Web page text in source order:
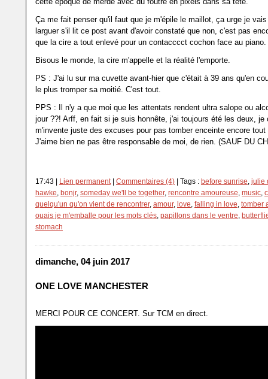
Ça me fait penser qu'il faut que je m'épile le maillot, ça urge je
larguer s'il lit ce post avant d'avoir constaté que non, c'est pas
que la cire a tout enlevé pour un contacccct cochon face au piano.
Bisous le monde, la cire m'appelle et la réalité l'emporte.
PS : J'ai lu sur ma cuvette avant-hier que c'était à 39 ans qu'en
le plus tromper sa moitié. C'est tout.
PPS : Il n'y a que moi que les attentats rendent ultra salope ou
jour ??! Arff, en fait si je suis honnête, j'ai toujours été les deux, je
m'invente juste des excuses pour pas tomber enceinte encore
J'aime bien ne pas être responsable de moi, de rien. (SAUF DU
17:43 | Lien permanent| Commentaires (4) | Tags : before sunrise, julie
hawke, bonjr, someday we'll be together, rencontre amoureuse, music,
quelqu'un qu'on vient de rencontrer, amour, love, falling in love, tomber
ouais je m'emballe pour les mots clés, papillons dans le ventre,
stomach
dimanche, 04 juin 2017
ONE LOVE MANCHESTER
MERCI POUR CE CONCERT. Sur TCM en direct.